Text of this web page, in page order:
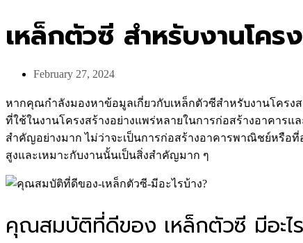
เหล็กตัวซี สำหรับงานโคร
February 27, 2024
หากคุณกำลังมองหาข้อมูลเกี่ยวกับเหล็กตัวซีสำหรับงานโครง
ที่ใช้ในงานโครงสร้างอย่างแพร่หลายในการก่อสร้างอาคาร
สำคัญอย่างมาก ไม่ว่าจะเป็นการก่อสร้างอาคารพาณิชย์หรื
สูงและเหมาะกับงานนั้นเป็นสิ่งสำคัญมาก ๆ
คุณสมบัติที่ดีของ เหล็กตัวซี มีอะไ